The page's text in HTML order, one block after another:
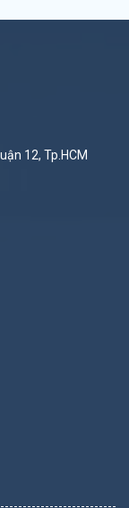
12, Tp.HCM